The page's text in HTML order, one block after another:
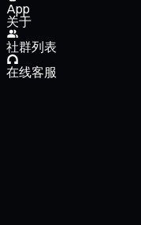
App
关于
社群列表
在线客服